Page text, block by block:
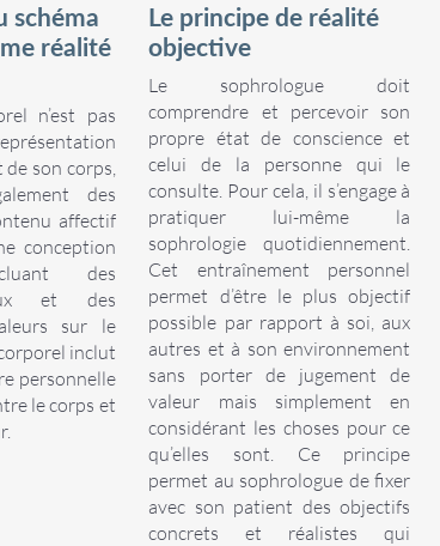
schéma
réalité
n’est pas
de son corps,
des
affectif
conception
des
et des
sur le
inclut
personnelle
le corps et
Le principe de réalité
objective
Le sophrologue doit
comprendre et percevoir son
propre état de conscience et
celui de la personne qui le
consulte. Pour cela, il s’engage à
pratiquer lui-même la
sophrologie quotidiennement.
Cet entraînement personnel
permet d’être le plus objectif
possible par rapport à soi, aux
autres et à son environnement
sans porter de jugement de
valeur mais simplement en
considérant les choses pour ce
qu’elles sont. Ce principe
permet au sophrologue de fixer
avec son patient des objectifs
concrets et réalistes qui